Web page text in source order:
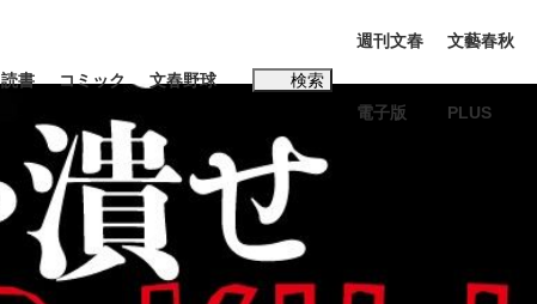
インタビュー
読書 コミック 文春野球 検索
#松田聖子
週刊文春
電子版
文藝春秋
PLUS